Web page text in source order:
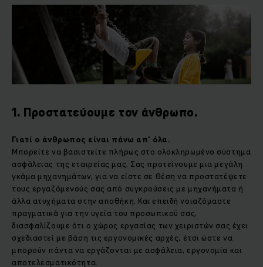
1. Προστατεύουμε τον άνθρωπο.
Γιατί ο άνθρωπος είναι πάνω απ' όλα.
Μπορείτε να βασιστείτε πλήρως στο ολοκληρωμένο σύστημα
ασφάλειας της εταιρείας μας. Σας προτείνουμε μια μεγάλη
γκάμα μηχανημάτων, για να είστε σε θέση να προστατέψετε
τους εργαζόμενούς σας από συγκρούσεις με μηχανήματα ή
άλλα ατυχήματα στην αποθήκη. Και επειδή νοιαζόμαστε
πραγματικά για την υγεία του προσωπικού σας,
διασφαλίζουμε ότι ο χώρος εργασίας των χειριστών σας έχει
σχεδιαστεί με βάση τις εργονομικές αρχές, έτσι ώστε να
μπορούν πάντα να εργάζονται με ασφάλεια, εργονομία και
αποτελεσματικότητα.